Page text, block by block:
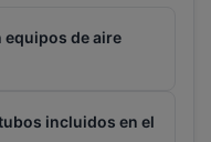
equipos de aire
incluidos en el